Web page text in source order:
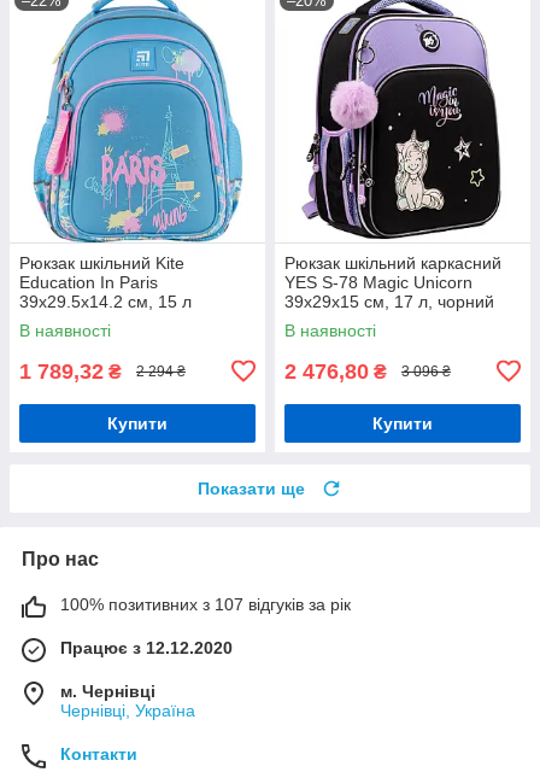
Рюкзак шкільний Kite
Education In Paris
39x29.5x14.2 см, 15 л
,блакитний (K24-763M-1)
В наявності
1 789,32 ₴ 2 294 ₴
Купити
Рюкзак шкільний каркасний
YES S-78 Magic Unicorn
39х29х15 см, 17 л, чорний
(559653)
В наявності
2 476,80 ₴ 3 096 ₴
Купити
Показати ще
Про нас
100% позитивних з 107 відгуків за рік
Працює з 12.12.2020
м. Чернівці
Чернівці, Україна
Контакти